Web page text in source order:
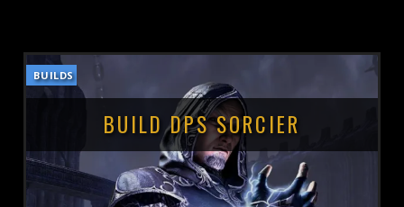
POSTÉ LE :
BUILDS
BUILD DPS SORCIER